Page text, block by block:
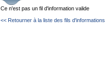
Ce n'est pas un fil d'information valide
<< Retourner à la liste des fils d'informations